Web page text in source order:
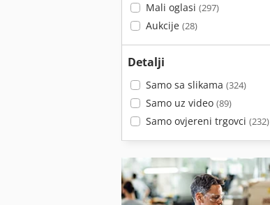
Mali oglasi (297)
Aukcije (28)
Detalji
Samo sa slikama (324)
Samo uz video (89)
Samo ovjereni trgovci (232)